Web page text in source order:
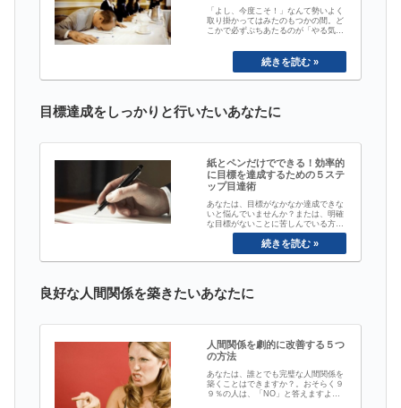
「よし、今度こそ！」なんて勢いよく
取り掛かってはみたのもつかの間。ど
こかで必ずぶちあたるのが「やる気」
私達には意思や感情があります。普段
の生活の中でおこる良い出来事、悪い
出来事によって気持ちは大きく左右さ
れますから「いつもやる気100％！」
目標達成をしっかりと行いたいあなたに
紙とペンだけでできる！効率的
に目標を達成するための５ステ
ップ目達術
あなたは、目標がなかなか達成できな
いと悩んでいませんか？または、明確
な目標がないことに苦しんでいる方も
いるかもしれませんよね。なので、今
日は、目標を見つける方法と、それを
達成する方法をお話します。目標と言
うと、何だか大げさなように聞こえま
いたら、冷蔵庫...
良好な人間関係を築きたいあなたに
人間関係を劇的に改善する５つ
の方法
あなたは、誰とでも完璧な人間関係を
築くことはできますか？。おそらく９
９％の人は、「NO」と答えますよ